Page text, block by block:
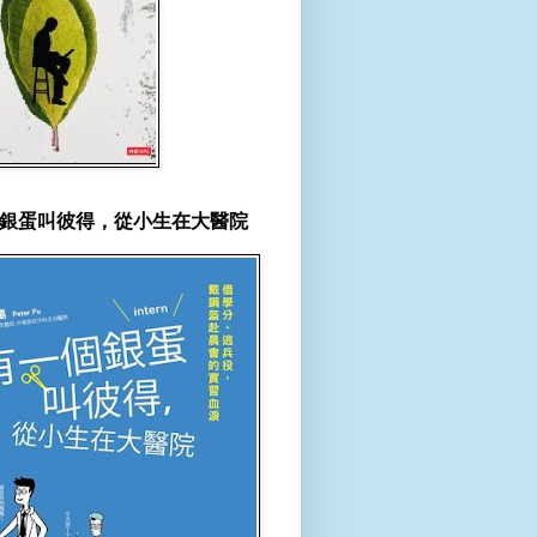
蛋叫彼得，從小生在大醫院